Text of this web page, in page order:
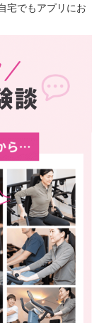
宅でもアプリにお